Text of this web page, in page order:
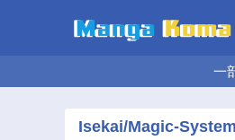
一
Isekai/Magic-System